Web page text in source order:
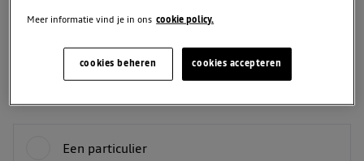
Een particulier
Meer informatie vind je in ons cookie policy.
cookies accepteren
cookies beheren